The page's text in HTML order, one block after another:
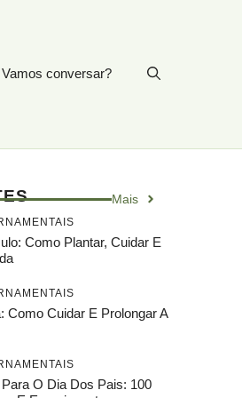
Vamos conversar?
Mais
Como Plantar, Cuidar E
Como Cuidar E Prolongar A
O Dia Dos Pais: 100